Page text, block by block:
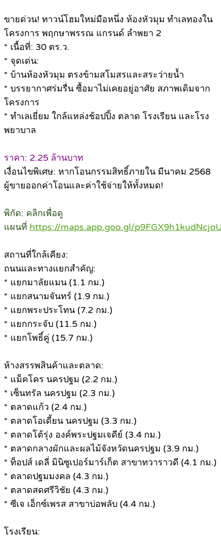
ขายด่วน! ทาวน์โฮมใหม่มือหนึ่ง ห้องหัวมุม ทำเลทองใน
โครงการ พฤกษาพรรณ แกรนด์ ลำพยา 2
* เนื้อที่: 30 ตร.ว.
* จุดเด่น:
* บ้านห้องหัวมุม ตรงข้ามสโมสรและสระว่ายน้ำ
* บรรยากาศร่มรื่น ซื้อมาไม่เคยอยู่อาศัย สภาพเดิมจาก
โครงการ
* ทำเลเยี่ยม ใกล้แหล่งช้อปปิ้ง ตลาด โรงเรียน และโรง
พยาบาล
ราคา: 2.25 ล้านบาท
เงื่อนไขพิเศษ: หากโอนกรรมสิทธิ์ภายใน มีนาคม 2568
ผู้ขายออกค่าโอนและค่าใช้จ่ายให้ทั้งหมด!
พิกัด: คลิกเพื่อดู
แผนที่ https://maps.app.goo.gl/
สถานที่ใกล้เคียง:
ถนนและทางแยกสำคัญ:
* แยกมาลัยแมน (1.1 กม.)
* แยกสนามจันทร์ (1.9 กม.)
* แยกพระประโทน (7.2 กม.)
* แยกกระจับ (11.5 กม.)
* แยกโพธิ์คู่ (15.7 กม.)
ห้างสรรพสินค้าและตลาด:
* แม็คโคร นครปฐม (2.2 กม.)
* เซ็นทรัล นครปฐม (2.3 กม.)
* ตลาดแก้ว (2.4 กม.)
* ตลาดโอเดี้ยน นครปฐม (3.3 กม.)
* ตลาดโต้รุ่ง องค์พระปฐมเจดีย์ (3.4 กม.)
* ตลาดกลางผักและผลไม้จังหวัดนครปฐม (3.9 กม.)
* ท็อปส์ เดลี่ มินิซูเปอร์มาร์เก็ต สาขาทวาราวดี (4.1 กม.)
* ตลาดปฐมมงคล (4.3 กม.)
* ตลาดสดศรีวิชัย (4.3 กม.)
* ซีเจ เอ็กซ์เพรส สาขาบ่อพลับ (4.4 กม.)
โรงเรียน: